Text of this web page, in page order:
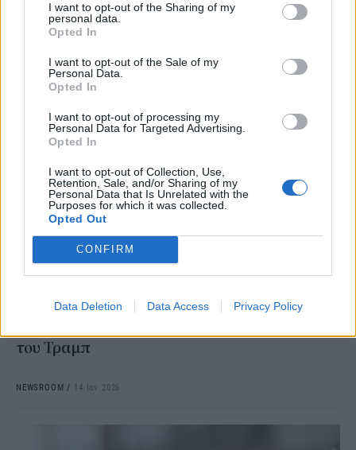
I want to opt-out of the Sharing of my
personal data.
Opted In
I want to opt-out of the Sale of my
Personal Data.
Opted In
I want to opt-out of processing my
Personal Data for Targeted Advertising.
Opted In
I want to opt-out of Collection, Use,
Retention, Sale, and/or Sharing of my
Personal Data that Is Unrelated with the
Purposes for which it was collected.
Opted Out
CONFIRM
Data Deletion Data Access Privacy Policy
κινητών
Από μεγάλες υποσχέσεις σε σιωπή: Τι
του Τραμπ
NEWSROOM / 14 Ιαν 2026